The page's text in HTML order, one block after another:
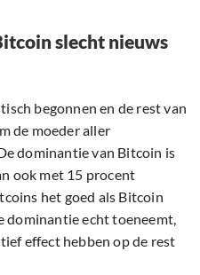
slecht nieuws
begonnen en de rest van
de moeder aller
dominantie van Bitcoin is
ook met 15 procent
het goed als Bitcoin
dominantie echt toeneemt,
effect hebben op de rest